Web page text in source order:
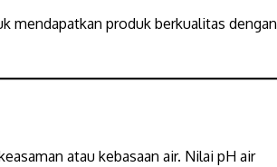
mendapatkan produk berkualitas dengan
atau kebasaan air. Nilai pH air